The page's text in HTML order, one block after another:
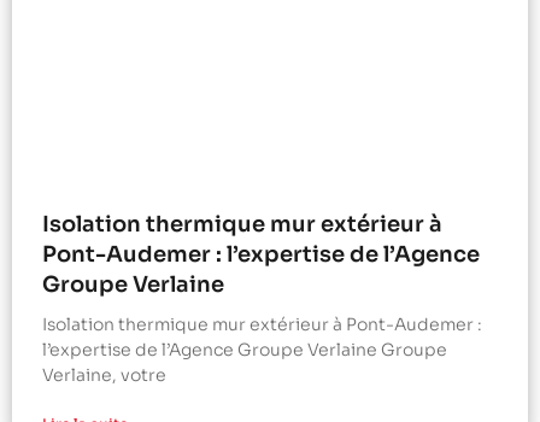
Isolation thermique mur extérieur à
Pont-Audemer : l’expertise de l’Agence
Groupe Verlaine
Isolation thermique mur extérieur à Pont-Audemer :
l’expertise de l’Agence Groupe Verlaine Groupe
Verlaine, votre